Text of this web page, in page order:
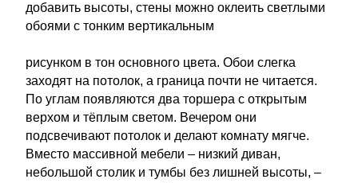
добавить высоты, стены можно оклеить светлыми
обоями с тонким вертикальным
рисунком в тон основного цвета. Обои слегка
заходят на потолок, а граница почти не читается.
По углам появляются два торшера с открытым
верхом и тёплым светом. Вечером они
подсвечивают потолок и делают комнату мягче.
Вместо массивной мебели – низкий диван,
небольшой столик и тумбы без лишней высоты, –